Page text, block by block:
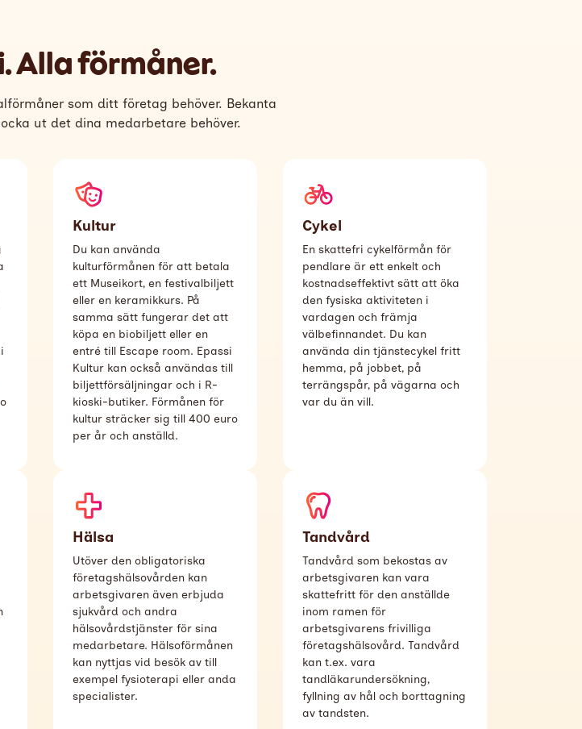
Alla förmåner.
som ditt företag behöver. Bekanta
ut det dina medarbetare behöver.
Kultur
Du kan använda
kulturförmånen för att betala
ett Museikort, en festivalbiljett
eller en keramikkurs. På
samma sätt fungerar det att
köpa en biobiljett eller en
entré till Escape room. Epassi
Kultur kan också användas till
biljettförsäljningar och i R-
kioski-butiker. Förmånen för
kultur sträcker sig till 400 euro
per år och anställd.
Cykel
En skattefri cykelförmån för
pendlare är ett enkelt och
kostnadseffektivt sätt att öka
den fysiska aktiviteten i
vardagen och främja
välbefinnandet. Du kan
använda din tjänstecykel fritt
hemma, på jobbet, på
terrängspår, på vägarna och
var du än vill.
Hälsa
Utöver den obligatoriska
företagshälsovården kan
arbetsgivaren även erbjuda
sjukvård och andra
hälsovårdstjänster för sina
medarbetare. Hälsoförmånen
kan nyttjas vid besök av till
exempel fysioterapi eller anda
specialister.
Tandvård
Tandvård som bekostas av
arbetsgivaren kan vara
skattefritt för den anställde
inom ramen för
arbetsgivarens frivilliga
företagshälsovård. Tandvård
kan t.ex. vara
tandläkarundersökning,
fyllning av hål och borttagning
av tandsten.